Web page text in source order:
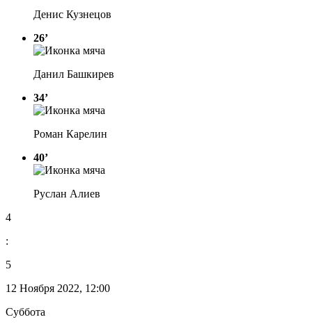
Денис Кузнецов
26’
Данил Башкирев
34’
Роман Карелин
40’
Руслан Алиев
4
:
5
12 Ноября 2022, 12:00
Суббота